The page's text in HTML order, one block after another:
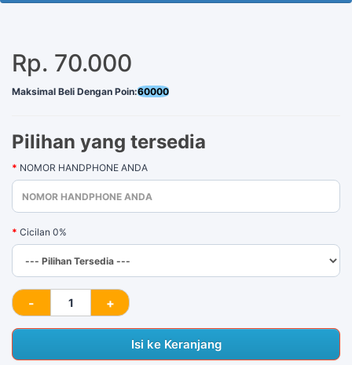
Rp. 70.000
Maksimal Beli Dengan Poin:60000
Pilihan yang tersedia
NOMOR HANDPHONE ANDA
Cicilan 0%
Isi ke Keranjang